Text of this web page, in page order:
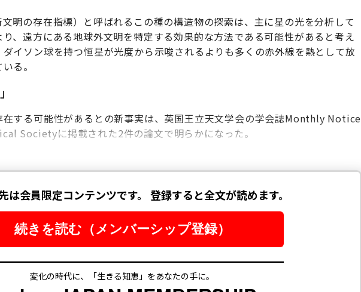
明の存在指標）と呼ばれるこの種の構造物の探索は、主に星の光を分析して
、遠方にある地球外文明を特定する効果的な方法である可能性があると考え
イソン球を持つ恒星が光度から示唆されるよりも多くの赤外線を熱として放
る。
在する可能性があるとの新事実は、英国王立天文学会の学会誌Monthly Notice
Societyに掲載された2件の論文で明らかになった。